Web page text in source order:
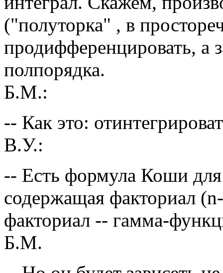
("полуторка" , в
продифференцировать, а
полпорядка.
Б.М.:
-- Как это:
В.У.:
-- Есть формула Коши для
содержащая факториал
факториал -- гамма-
Б.М.